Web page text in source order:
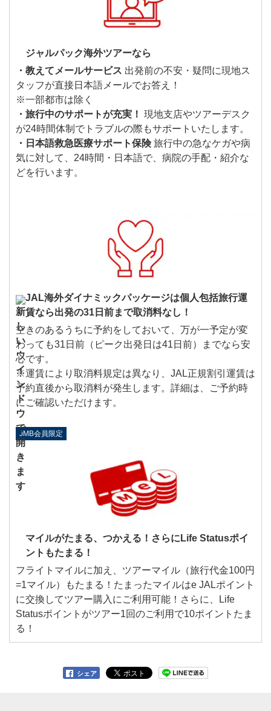
ジャルパック海外ツアーなら
・教えてメールサービス 出発前の不安・疑問に現地ス
タッフが直接日本語メールでお答え！
※一部都市は除く
・旅行中のサポートが充実！ 現地支店やツアーデスク
が24時間体制でトラブルの際もサポートいたします。
・日本語救急医療サポート保険旅行中の急なケガや病
気に対して、24時間・日本語で、病院の手配・紹介な
どを行います。
JAL海外ダイナミックパッケージは個人包括旅行運
賃なら出発の31日前まで取消料なし！
空きのあるうちに予約をしておいて、万が一予定が変
わっても31日前（ピーク出発日は41日前）までなら安
心です。
※運賃により取消料規定は異なり、JAL正規割引運賃は
予約直後から取消料が発生します。詳細は、ご予約時
にご確認いただけます。
JMB会員限定
マイルがたまる、つかえる！さらにLife Statusポイ
ントもたまる！
フライトマイルに加え、ツアーマイル（旅行代金100円
=1マイル）もたまる！たまったマイルはe JALポイント
に交換してツアー購入にご利用可能！さらに、Life
Statusポイントがツアー1回のご利用で10ポイントたま
る！
シェア